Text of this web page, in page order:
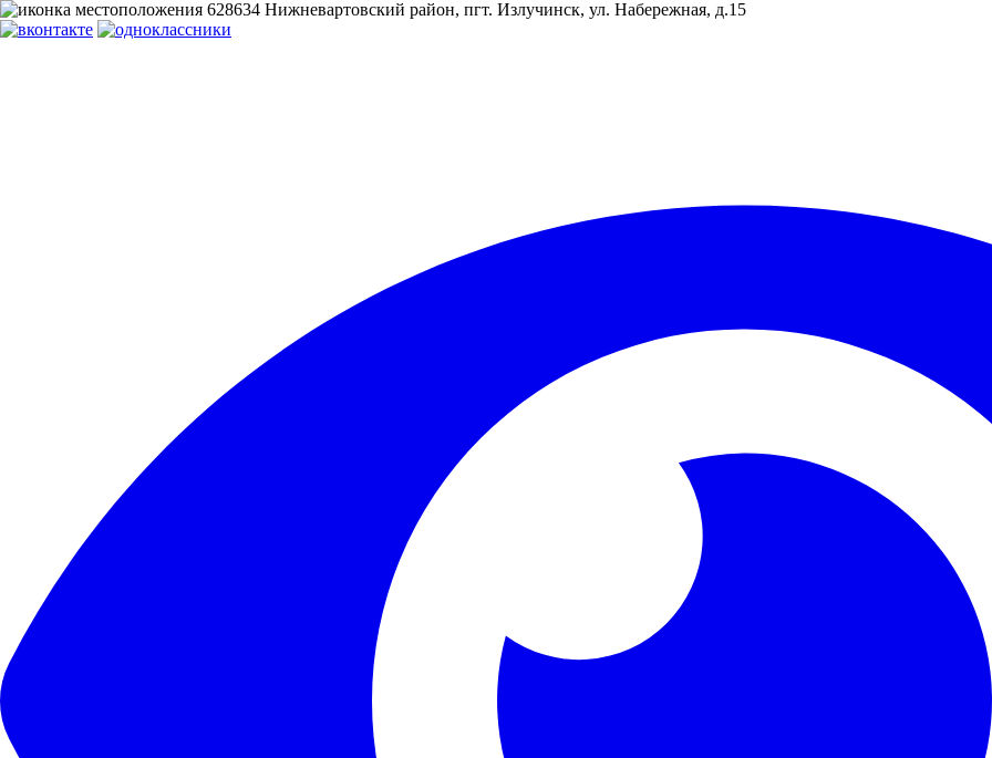
628634 Нижневартовский район, пгт. Излучинск, ул. Набережная, д.15